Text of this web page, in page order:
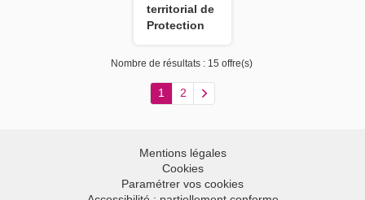
territorial de
Protection
Infantile
Nombre de résultats : 15 offre(s)
1 2
Mentions légales
Cookies
Paramétrer vos cookies